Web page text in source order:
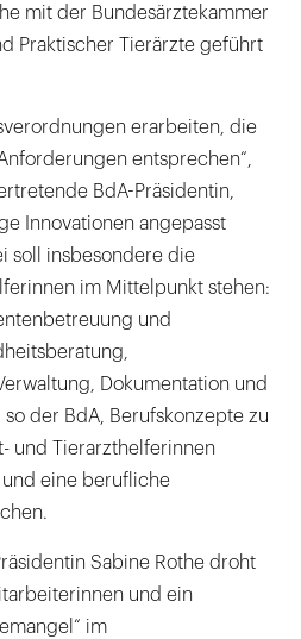
mit der Bundesärztekammer
Praktischer Tierärzte geführt
erarbeiten, die
entsprechen“,
BdA-Präsidentin,
Innovationen angepasst
soll insbesondere die
im Mittelpunkt stehen:
und
Dokumentation und
der BdA, Berufskonzepte zu
und Tierarzthelferinnen
eine berufliche
Sabine Rothe droht
und ein
im